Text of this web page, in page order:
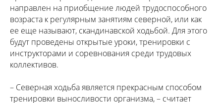
направлен на приобщение людей трудоспособного
возраста к регулярным занятиям северной, или как
ее еще называют, скандинавской ходьбой. Для этого
будут проведены открытые уроки, тренировки с
инструкторами и соревнования среди трудовых
коллективов.
– Северная ходьба является прекрасным способом
тренировки выносливости организма, – считает